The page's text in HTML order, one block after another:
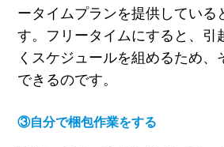
ータイムプランを提供している
す。フリータイムにすると、引
くスケジュールを組めるため、
できるのです。
③自分で梱包作業をする